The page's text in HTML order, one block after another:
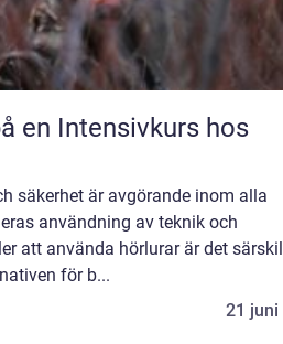
en Intensivkurs hos
säkerhet är avgörande inom alla
användning av teknik och
att använda hörlurar är det
för b...
21 juni